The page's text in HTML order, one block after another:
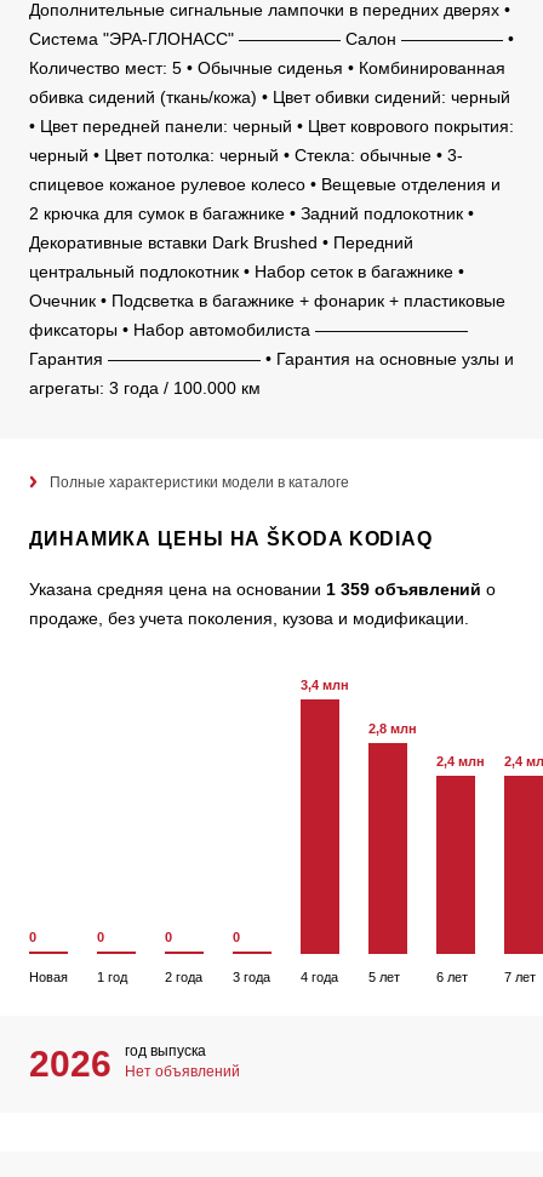
Дополнительные сигнальные лампочки в передних дверях •
Система "ЭРА-ГЛОНАСС" —————— Салон —————— •
Количество мест: 5 • Обычные сиденья • Комбинированная
обивка сидений (ткань/кожа) • Цвет обивки сидений: черный
• Цвет передней панели: черный • Цвет коврового покрытия:
черный • Цвет потолка: черный • Стекла: обычные • 3-
спицевое кожаное рулевое колесо • Вещевые отделения и
2 крючка для сумок в багажнике • Задний подлокотник •
Декоративные вставки Dark Brushed • Передний
центральный подлокотник • Набор сеток в багажнике •
Очечник • Подсветка в багажнике + фонарик + пластиковые
фиксаторы • Набор автомобилиста —————————
Гарантия ————————— • Гарантия на основные узлы и
агрегаты: 3 года / 100.000 км
Полные характеристики модели в каталоге
ДИНАМИКА ЦЕНЫ НА ŠKODA KODIAQ
Указана средняя цена на основании 1 359 объявлений о
продаже, без учета поколения, кузова и модификации.
0
Новая
0
1 год
0
2 года
0
3 года
3,4 млн
4 года
2,8 млн
5 лет
2,4 млн
6 лет
2,4
7 лет
2026
год выпуска
Нет объявлений